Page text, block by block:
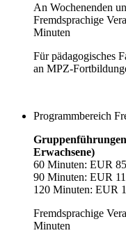
An Wochenenden
Fremdsprachige
Minuten
Für pädagogisches
an MPZ-
Programmbereich
Erwachsene)
60 Minuten: EUR
90 Minuten: EUR
120 Minuten: EUR
Fremdsprachige
Minuten